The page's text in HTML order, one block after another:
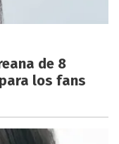
de 8
los fans